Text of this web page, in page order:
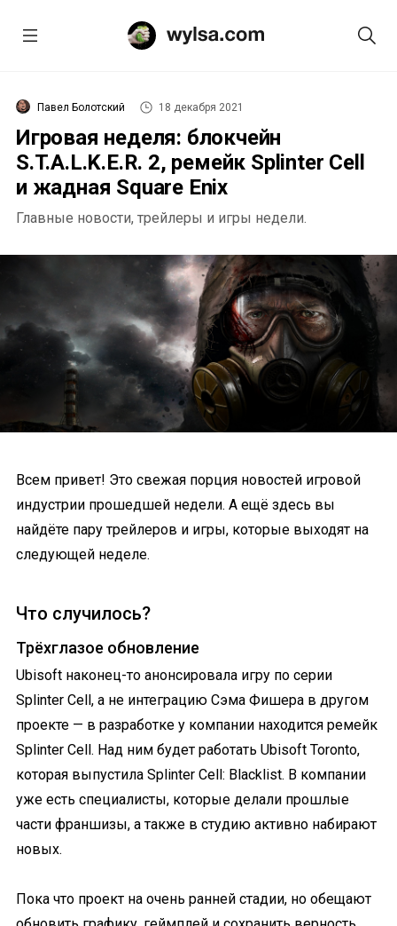
Павел Болотский 18 декабря 2021
Игровая неделя: блокчейн
S.T.A.L.K.E.R. 2, ремейк Splinter Cell
и жадная Square Enix
Главные новости, трейлеры и игры недели.
Всем привет! Это свежая порция новостей игровой
индустрии прошедшей недели. А ещё здесь вы
найдёте пару трейлеров и игры, которые выходят на
следующей неделе.
Что случилось?
Трёхглазое обновление
Ubisoft наконец-то анонсировала игру по серии
Splinter Cell, а не интеграцию Сэма Фишера в другом
проекте — в разработке у компании находится ремейк
Splinter Cell. Над ним будет работать Ubisoft Toronto,
которая выпустила Splinter Cell: Blacklist. В компании
уже есть специалисты, которые делали прошлые
части франшизы, а также в студию активно набирают
новых.
Пока что проект на очень ранней стадии, но обещают